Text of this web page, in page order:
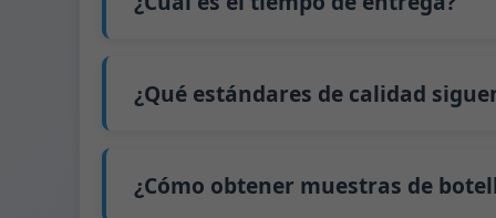
precio exacto y prepararemos una
extiende a 45 días.
El envío desde China tarda
¿Qué estándares de calidad
GB4806.5一2016 <Estándar Nacional de
(CE) No. 1935/2004 Migración de metales
¿Cómo obtener muestras de